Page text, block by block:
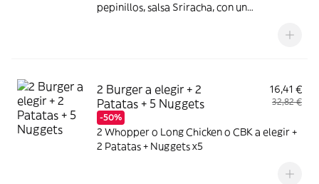
pepinillos, salsa Sriracha, con un
2 Burger a elegir + 2
Patatas + 5 Nuggets
-50%
16,41 €
32,82 €
2 Whopper o Long Chicken o CBK a elegir +
2 Patatas + Nuggets x5